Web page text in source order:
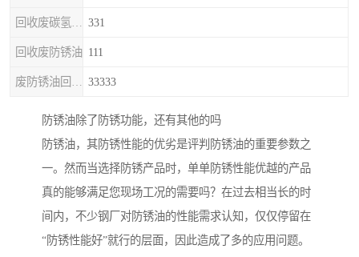
331
回收废防锈油 111
33333
防锈油除了防锈功能，还有其他的吗
防锈油，其防锈性能的优劣是评判防锈油的重要参数之
一。然而当选择防锈产品时，单单防锈性能优越的产品
真的能够满足您现场工况的需要吗？在过去相当长的时
间内，不少钢厂对防锈油的性能需求认知，仅仅停留在
“防锈性能好”就行的层面，因此造成了多的应用问题。